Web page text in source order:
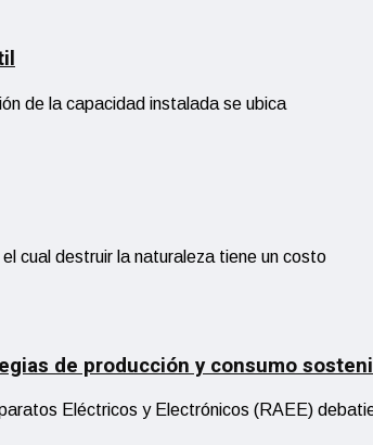
de la capacidad instalada se ubica
cual destruir la naturaleza tiene un costo
de producción y consumo
Eléctricos y Electrónicos (RAEE)